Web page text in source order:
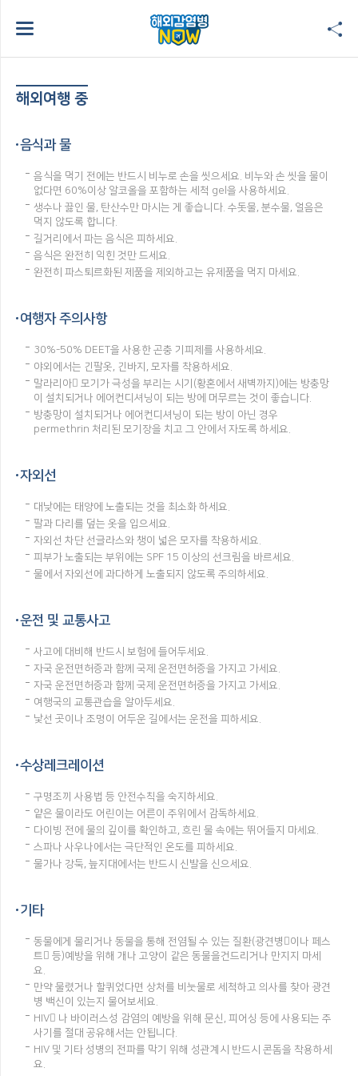
해외여행 중
음식과 물
음식을 먹기 전에는 반드시 비누로 손을 씻으세요. 비누와 손 씻을 물이
없다면 60%이상 알코올을 포함하는 세척 gel을 사용하세요.
생수나 끓인 물, 탄산수만 마시는 게 좋습니다. 수돗물, 분수물, 얼음은
먹지 않도록 합니다.
길거리에서 파는 음식은 피하세요.
음식은 완전히 익힌 것만 드세요.
완전히 파스퇴르화된 제품을 제외하고는 유제품을 먹지 마세요.
여행자 주의사항
30%-50% DEET을 사용한 곤충 기피제를 사용하세요.
야외에서는 긴팔옷, 긴바지, 모자를 착용하세요.
말라리아 모기가 극성을 부리는 시기(황혼에서 새벽까지)에는 방충망
이 설치되거나 에어컨디셔닝이 되는 방에 머무르는 것이 좋습니다.
방충망이 설치되거나 에어컨디셔닝이 되는 방이 아닌 경우
permethrin 처리된 모기장을 치고 그 안에서 자도록 하세요.
자외선
대낮에는 태양에 노출되는 것을 최소화 하세요.
팔과 다리를 덮는 옷을 입으세요.
자외선 차단 선글라스와 챙이 넓은 모자를 착용하세요.
피부가 노출되는 부위에는 SPF 15 이상의 선크림을 바르세요.
물에서 자외선에 과다하게 노출되지 않도록 주의하세요.
운전 및 교통사고
사고에 대비해 반드시 보험에 들어두세요.
자국 운전면허증과 함께 국제 운전면허증을 가지고 가세요.
자국 운전면허증과 함께 국제 운전면허증을 가지고 가세요.
여행국의 교통관습을 알아두세요.
낯선 곳이나 조명이 어두운 길에서는 운전을 피하세요.
수상레크레이션
구명조끼 사용법 등 안전수칙을 숙지하세요.
얕은 물이라도 어린이는 어른이 주위에서 감독하세요.
다이빙 전에 물의 깊이를 확인하고, 흐린 물 속에는 뛰어들지 마세요.
스파나 사우나에서는 극단적인 온도를 피하세요.
물가나 강둑, 늪지대에서는 반드시 신발을 신으세요.
기타
동물에게 물리거나 동물을 통해 전염될 수 있는 질환(광견병이나 페스
트 등)예방을 위해 개나 고양이 같은 동물을건드리거나 만지지 마세
요.
만약 물렸거나 할퀴었다면 상처를 비눗물로 세척하고 의사를 찾아 광견
병 백신이 있는지 물어보세요.
HIV 나 바이러스성 감염의 예방을 위해 문신, 피어싱 등에 사용되는 주
사기를 절대 공유해서는 안됩니다.
HIV 및 기타 성병의 전파를 막기 위해 성관계시 반드시 콘돔을 착용하세
요.